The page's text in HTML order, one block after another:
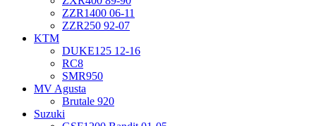
ZZR1400 06-11
ZZR250 92-07
KTM
DUKE125 12-16
RC8
SMR950
MV Agusta
Brutale 920
Suzuki